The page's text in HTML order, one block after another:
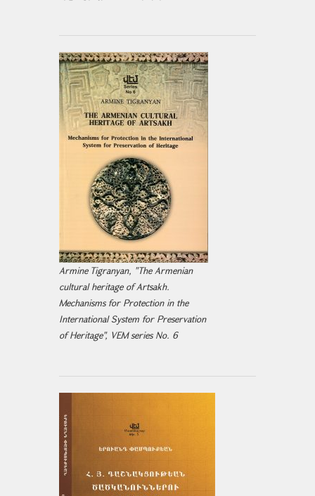
Armine Tigranyan, "The Armenian
cultural heritage of Artsakh.
Mechanisms for Protection in the
International System for Preservation
of Heritage", VEM series No. 6